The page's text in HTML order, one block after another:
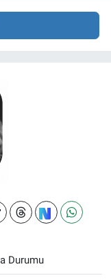
Durumu